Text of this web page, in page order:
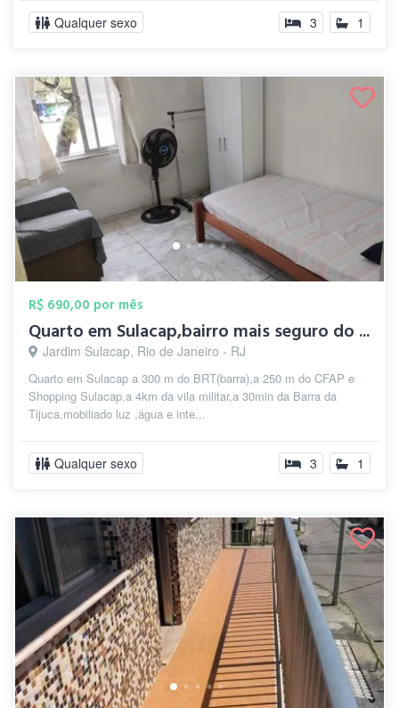
Qualquer sexo 3 1
R$ 690,00 por mês
Quarto em Sulacap,bairro mais seguro do ...
Jardim Sulacap, Rio de Janeiro - RJ
Quarto em Sulacap a 300 m do BRT(barra),a 250 m do CFAP e
Shopping Sulacap,a 4km da vila militar,a 30min da Barra da
Tijuca.mobiliado luz ,água e inte...
Qualquer sexo 3 1